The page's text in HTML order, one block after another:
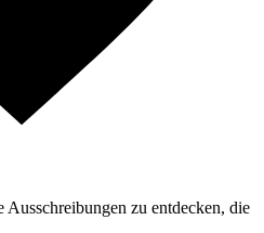
zu entdecken, die